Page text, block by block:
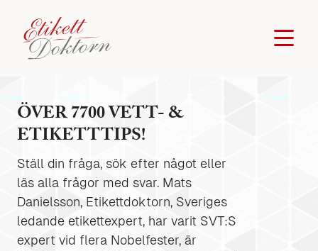
ÖVER 7700 VETT- &
ETIKETTTIPS!
Ställ din fråga, sök efter något eller
läs alla frågor med svar. Mats
Danielsson, Etikettdoktorn, Sveriges
ledande etikettexpert, har varit SVT:S
expert vid flera Nobelfester, är